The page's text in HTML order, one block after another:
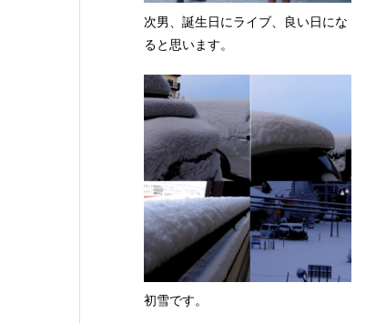
次男、誕生日にライブ、良い日にな
ると思います。
初雪です。